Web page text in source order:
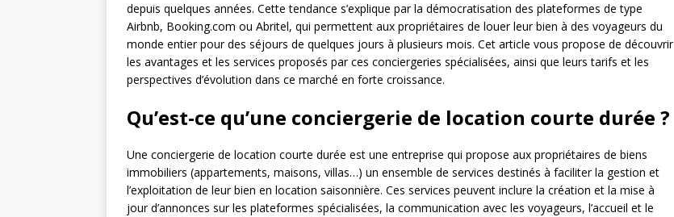
depuis quelques années. Cette tendance s’explique par la démocratisation des plateformes de type
Airbnb, Booking.com ou Abritel, qui permettent aux propriétaires de louer leur bien à des voyageurs du
monde entier pour des séjours de quelques jours à plusieurs mois. Cet article vous propose de découvrir
les avantages et les services proposés par ces conciergeries spécialisées, ainsi que leurs tarifs et les
perspectives d’évolution dans ce marché en forte croissance.
Qu’est-ce qu’une conciergerie de location courte durée ?
Une conciergerie de location courte durée est une entreprise qui propose aux propriétaires de biens
immobiliers (appartements, maisons, villas…) un ensemble de services destinés à faciliter la gestion et
l’exploitation de leur bien en location saisonnière. Ces services peuvent inclure la création et la mise à
jour d’annonces sur les plateformes spécialisées, la communication avec les voyageurs, l’accueil et le